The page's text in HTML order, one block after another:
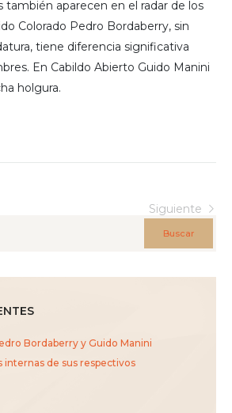
aparecen en el radar de los
Colorado Pedro Bordaberry, sin
tiene diferencia significativa
En Cabildo Abierto Guido Manini
holgura.
Siguiente
Buscar
Bordaberry y Guido Manini
internas de sus respectivos